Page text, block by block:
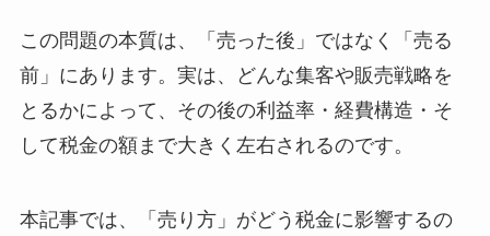
この問題の本質は、「売った後」ではなく「売る
前」にあります。実は、どんな集客や販売戦略を
とるかによって、その後の利益率・経費構造・そ
して税金の額まで大きく左右されるのです。
本記事では、「売り方」がどう税金に影響するの